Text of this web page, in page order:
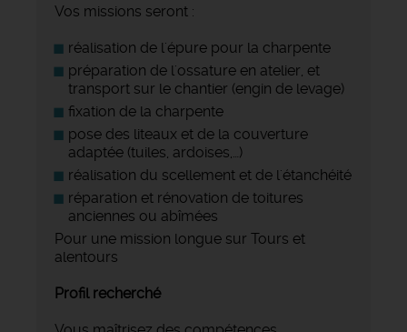
Vos missions seront :
réalisation de l'épure pour la charpente
préparation de l'ossature en atelier, et
transport sur le chantier (engin de levage)
fixation de la charpente
pose des liteaux et de la couverture
adaptée (tuiles, ardoises,…)
réalisation du scellement et de l'étanchéité
réparation et rénovation de toitures
anciennes ou abîmées
Pour une mission longue sur Tours et
alentours
Profil recherché